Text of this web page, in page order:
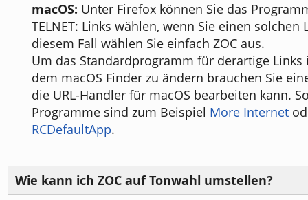
macOS: Unter Firefox können Sie das
TELNET: Links wählen, wenn Sie einen solchen
diesem Fall wählen Sie einfach ZOC aus.
Um das Standardprogramm für derartige Links
dem macOS Finder zu ändern brauchen Sie
die URL-Handler für macOS bearbeiten kann.
Programme sind zum Beispiel More Internet
RCDefaultApp.
Wie kann ich ZOC auf Tonwahl umstellen?